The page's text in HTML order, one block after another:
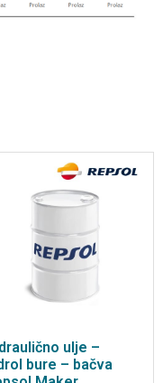
ulje –
bure – bačva